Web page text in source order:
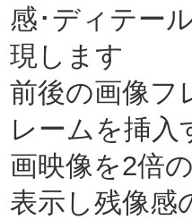
感･ディテー
現します
前後の画像フ
レームを挿
画映像を2倍
表示し残像感